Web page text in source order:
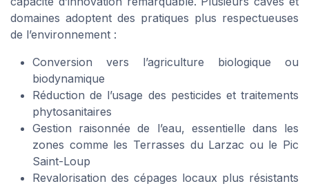
domaines adoptent des pratiques plus respectueuses
de l’environnement :
Conversion vers l’agriculture biologique ou
biodynamique
Réduction de l’usage des pesticides et traitements
phytosanitaires
Gestion raisonnée de l’eau, essentielle dans les
zones comme les Terrasses du Larzac ou le Pic
Saint-Loup
Revalorisation des cépages locaux plus résistants